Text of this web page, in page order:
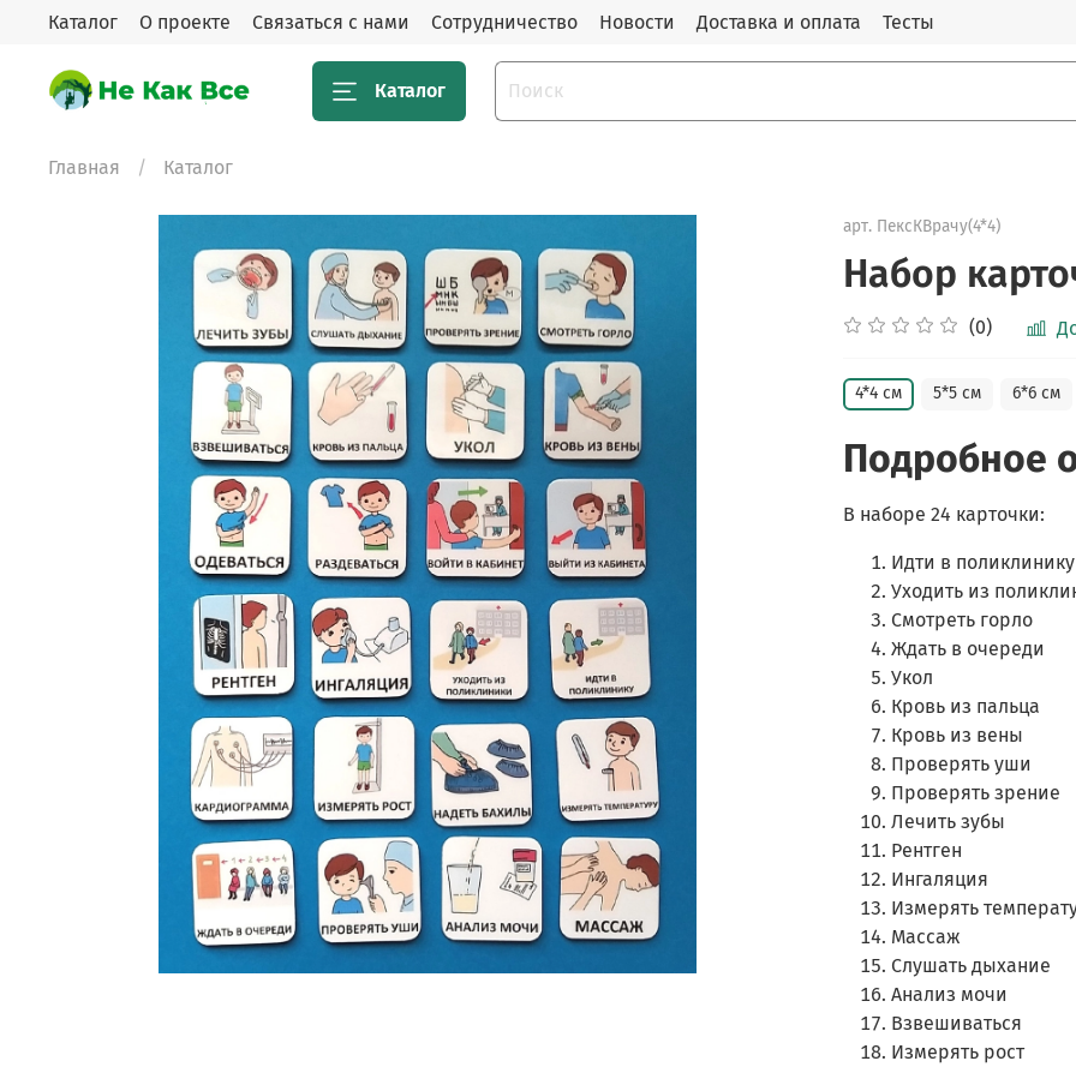
Каталог О проекте Связаться с нами Сотрудничество Новости Доставка и оплата Тесты
Каталог
Главная Каталог
арт. ПексКВрачу(4*4)
Набор
(0)
4*4 см 5*5 см 6*6 см
Подробное
В наборе 24 карточки:
Идти в поликлинику
Уходить из
Смотреть горло
Ждать в очереди
Укол
Кровь из пальца
Кровь из вены
Проверять уши
Проверять зрение
Лечить зубы
Рентген
Ингаляция
Измерять
Массаж
Слушать дыхание
Анализ мочи
Взвешиваться
Измерять рост